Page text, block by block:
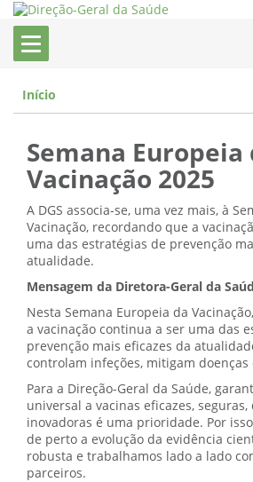
Início
Semana Europeia
Vacinação 2025
A DGS associa-se, uma vez mais, à
Vacinação, recordando que a
uma das estratégias de prevenção
atualidade.
Mensagem da Diretora-Geral da
Nesta Semana Europeia da
a vacinação continua a ser uma das
prevenção mais eficazes da
controlam infeções, mitigam doenças
Para a Direção-Geral da Saúde,
universal a vacinas eficazes,
inovadoras é uma prioridade. Por
de perto a evolução da evidência
robusta e trabalhamos lado a lado
parceiros.